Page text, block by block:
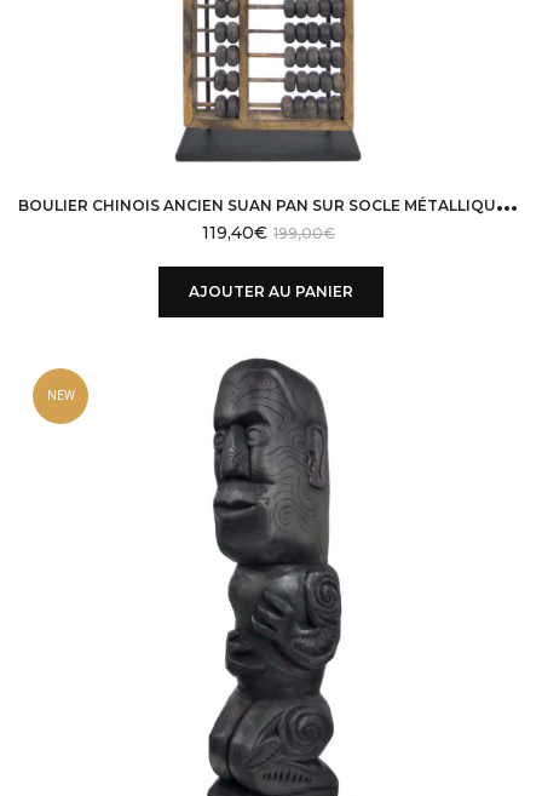
B
OULIER CHINOIS ANCIEN SUAN PAN SUR SOCLE MÉTALLIQUE NOIR
199,00€
119,40€
AJOUTER AU PANIER
NEW